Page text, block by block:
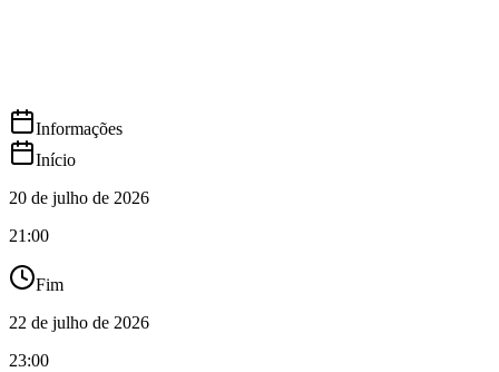
Informações
Início
20 de julho de 2026
21:00
Fim
22 de julho de 2026
23:00